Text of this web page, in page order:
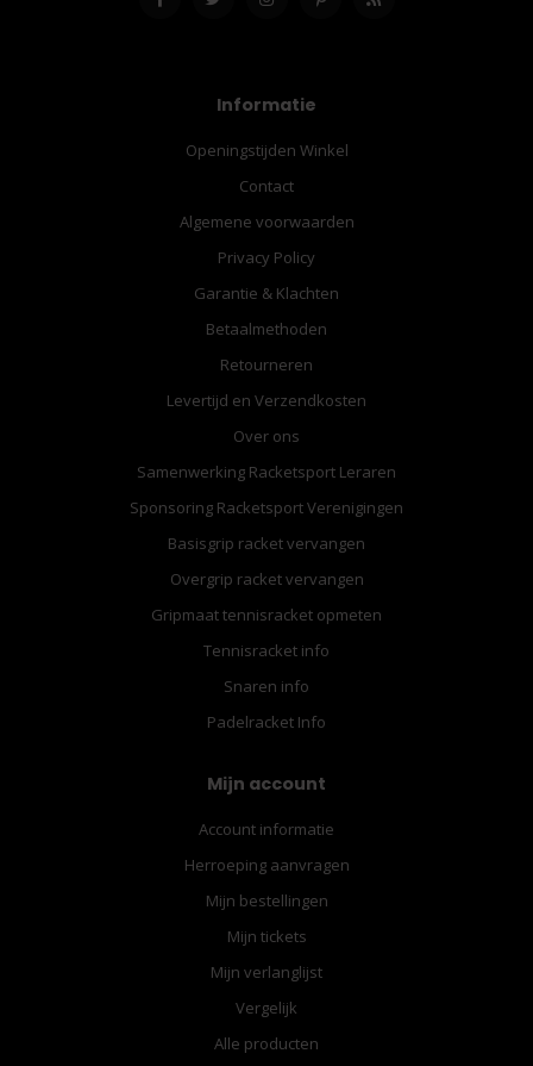
Informatie
Openingstijden Winkel
Contact
Algemene voorwaarden
Privacy Policy
Garantie & Klachten
Betaalmethoden
Retourneren
Levertijd en Verzendkosten
Over ons
Samenwerking Racketsport Leraren
Sponsoring Racketsport Verenigingen
Basisgrip racket vervangen
Overgrip racket vervangen
Gripmaat tennisracket opmeten
Tennisracket info
Snaren info
Padelracket Info
Mijn account
Account informatie
Herroeping aanvragen
Mijn bestellingen
Mijn tickets
Mijn verlanglijst
Vergelijk
Alle producten